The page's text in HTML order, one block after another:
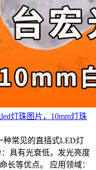
灯珠图片，10mm灯珠
种常见的直插式LED灯
具有光衰低，发光亮度
长等优点。 应用领域：